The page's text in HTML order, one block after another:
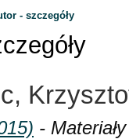
- szczegóły
- Materiały